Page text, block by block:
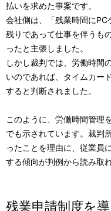
払いを求めた事案です。
会社側は、「残業時間に
残りであって仕事を伴うも
ったと主張しました。
しかし裁判では、労働時間
いのであれば、タイムカー
すると判断されました。
このように、労働時間管理
でも示されています。裁判
ったことを理由に、従業員
する傾向が判例から読み取れ
残業申請制度を